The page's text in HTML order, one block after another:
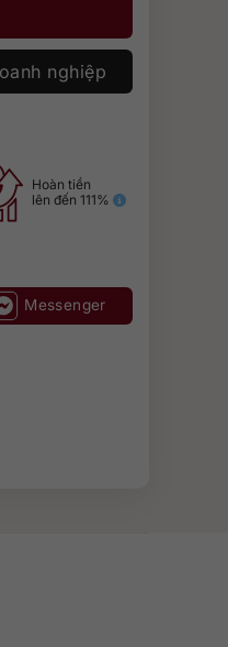
nghiệp
Hoàn tiền
lên đến 111%
Messenger